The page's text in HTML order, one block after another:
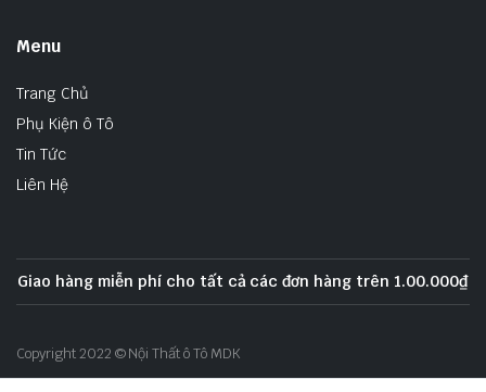
Menu
Trang Chủ
Phụ Kiện ô Tô
Tin Tức
Liên Hệ
Giao hàng miễn phí cho tất cả các đơn hàng trên 1.00.000₫
Copyright 2022 © Nội Thất ô Tô MDK